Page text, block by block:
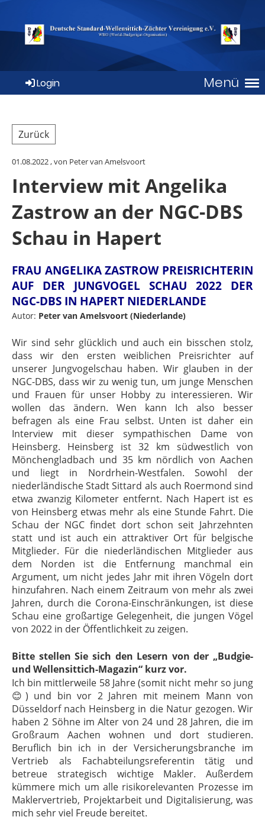
Menü
Login
Zurück
01.08.2022, von Peter van Amelsvoort
Interview mit Angelika
Zastrow an der NGC-DBS
Schau in Hapert
FRAU ANGELIKA ZASTROW PREISRICHTERIN
AUF DER JUNGVOGEL SCHAU 2022 DER
NGC-DBS IN HAPERT NIEDERLANDE
Autor: Peter van Amelsvoort (Niederlande)
Wir sind sehr glücklich und auch ein bisschen stolz,
dass wir den ersten weiblichen Preisrichter auf
unserer Jungvogelschau haben. Wir glauben in der
NGC-DBS, dass wir zu wenig tun, um junge Menschen
und Frauen für unser Hobby zu interessieren. Wir
wollen das ändern. Wen kann Ich also besser
befragen als eine Frau selbst. Unten ist daher ein
Interview mit dieser sympathischen Dame von
Heinsberg. Heinsberg ist 32 km südwestlich von
Mönchengladbach und 35 km nördlich von Aachen
und liegt in Nordrhein-Westfalen. Sowohl der
niederländische Stadt Sittard als auch Roermond sind
etwa zwanzig Kilometer entfernt. Nach Hapert ist es
von Heinsberg etwas mehr als eine Stunde Fahrt. Die
Schau der NGC findet dort schon seit Jahrzehnten
statt und ist auch ein attraktiver Ort für belgische
Mitglieder. Für die niederländischen Mitglieder aus
dem Norden ist die Entfernung manchmal ein
Argument, um nicht jedes Jahr mit ihren Vögeln dort
hinzufahren. Nach einem Zeitraum von mehr als zwei
Jahren, durch die Corona-Einschränkungen, ist diese
Schau eine großartige Gelegenheit, die jungen Vögel
von 2022 in der Öffentlichkeit zu zeigen.
Bitte stellen Sie sich den Lesern von der „Budgie-
und Wellensittich-Magazin“ kurz vor.
Ich bin mittlerweile 58 Jahre (somit nicht mehr so jung
😊) und bin vor 2 Jahren mit meinem Mann von
Düsseldorf nach Heinsberg in die Natur gezogen. Wir
haben 2 Söhne im Alter von 24 und 28 Jahren, die im
Großraum Aachen wohnen und dort studieren.
Beruflich bin ich in der Versicherungsbranche im
Vertrieb als Fachabteilungsreferentin tätig und
betreue strategisch wichtige Makler. Außerdem
kümmere mich um alle risikorelevanten Prozesse im
Maklervertrieb, Projektarbeit und Digitalisierung, was
mich sehr viel Freude bereitet.